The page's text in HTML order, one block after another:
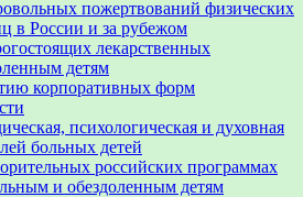
пожертвований физических
в России и за рубежом
лекарственных
детям
корпоративных форм
психологическая и духовная
больных детей
российских программах
и обездоленным детям